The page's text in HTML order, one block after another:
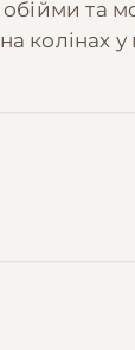
обійми та
колінах у